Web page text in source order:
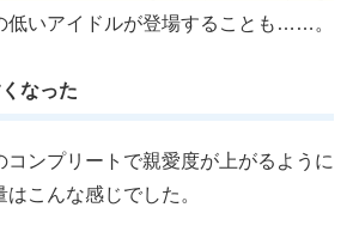
低いアイドルが登場することも……。
なった
コンプリートで親愛度が上がるように
こんな感じでした。